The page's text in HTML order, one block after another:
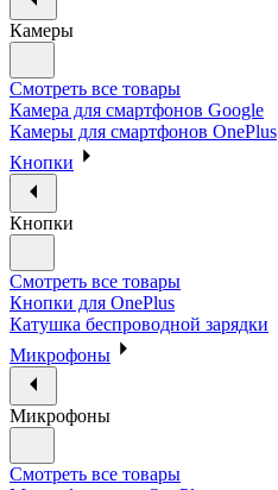
Камеры
Смотреть все товары
Камера для смартфонов Google
Камеры для смартфонов OnePlus
Кнопки
Кнопки
Смотреть все товары
Кнопки для OnePlus
Катушка беспроводной зарядки
Микрофоны
Микрофоны
Смотреть все товары